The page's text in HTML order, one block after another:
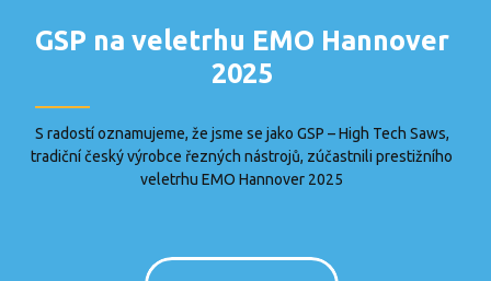
GSP na veletrhu EMO Hannover
2025
S radostí oznamujeme, že jsme se jako GSP – High Tech Saws,
tradiční český výrobce řezných nástrojů, zúčastnili prestižního
veletrhu EMO Hannover 2025